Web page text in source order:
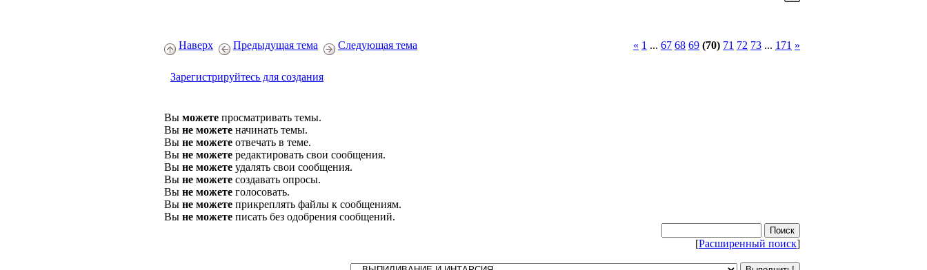
Наверх Предыдущая тема Следующая тема « 1 ... 67 68 69 (70) 71 72 73 ... 171 »
Зарегистрируйтесь для создания
Вы можете просматривать темы.
Вы не можете начинать темы.
Вы не можете отвечать в теме.
Вы не можете редактировать свои сообщения.
Вы не можете удалять свои сообщения.
Вы не можете создавать опросы.
Вы не можете голосовать.
Вы не можете прикреплять файлы к сообщениям.
Вы не можете писать без одобрения сообщений.
[Расширенный поиск]